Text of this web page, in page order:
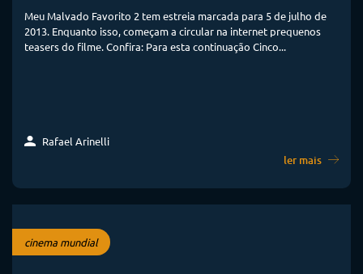
Meu Malvado Favorito 2 tem estreia marcada para 5 de julho de
2013. Enquanto isso, começam a circular na internet prequenos
teasers do filme. Confira: Para esta continuação Cinco...
Rafael Arinelli
ler mais
cinema mundial